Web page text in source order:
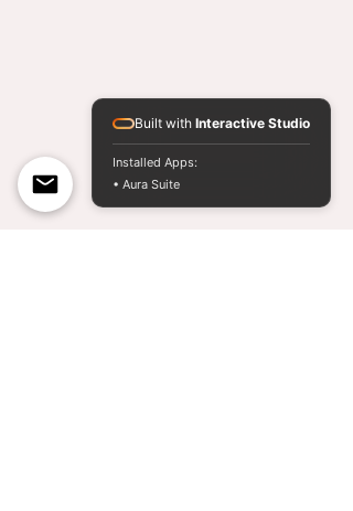
Built with Interactive Studio
Installed Apps:
• Aura Suite